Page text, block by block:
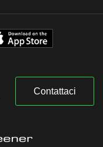
Contattaci